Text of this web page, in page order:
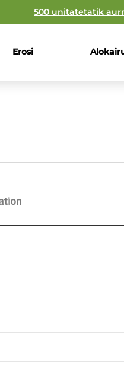
500 unitatetatik
Erosi